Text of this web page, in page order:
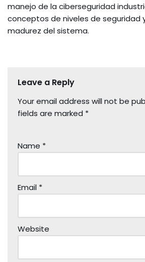
manejo de la ciberseguridad
conceptos de niveles de seguridad
madurez del sistema.
Leave a Reply
Your email address will not be
fields are marked *
Name *
Email *
Website